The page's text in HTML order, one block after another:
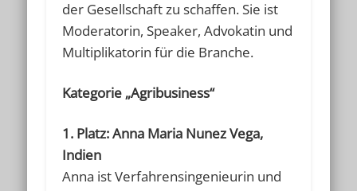
der Gesellschaft zu schaffen. Sie ist
Moderatorin, Speaker, Advokatin und
Multiplikatorin für die Branche.
Kategorie „Agribusiness“
1. Platz: Anna Maria Nunez Vega,
Indien
Anna ist Verfahrensingenieurin und